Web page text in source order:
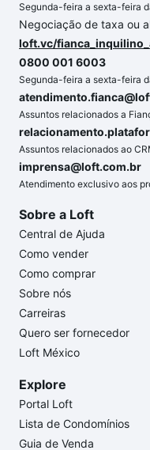
Segunda-feira a sexta-feira
Negociação de taxa ou
loft.vc/
0800 001 6003
Segunda-feira a sexta-feira
Assuntos relacionados a
Assuntos relacionados ao
imprensa@loft.com.br
Atendimento exclusivo aos
Sobre a Loft
Central de Ajuda
Como vender
Como comprar
Sobre nós
Carreiras
Quero ser fornecedor
Loft México
Explore
Portal Loft
Lista de Condomínios
Guia de Venda